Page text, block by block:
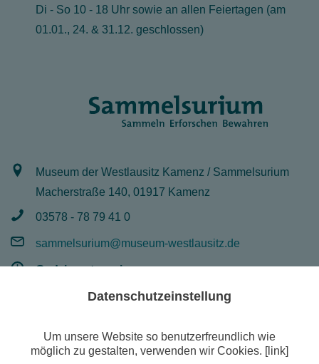
Di - So 10 - 18 Uhr sowie an allen Feiertagen (am
01.01., 24. & 31.12. geschlossen)
Museum der Westlausitz Kamenz / Sammelsurium
Macherstraße 140, 01917 Kamenz
03578 - 78 79 41 0
sammelsurium@museum-westlausitz.de
Godziny otwarcia:
Mo - Fr 8 - 16 Uhr
Datenschutzeinstellung
Um unsere Website so benutzerfreundlich wie
möglich zu gestalten, verwenden wir Cookies. [link]